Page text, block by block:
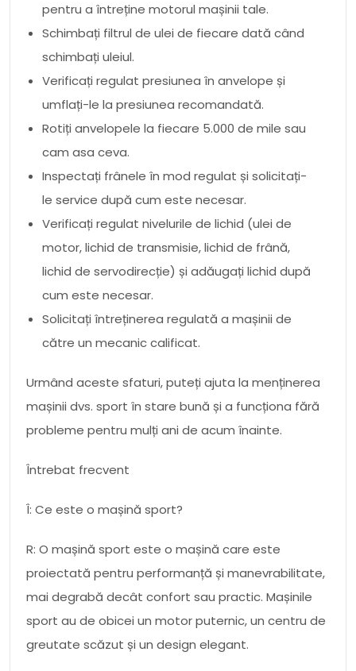
pentru a întreține motorul mașinii tale.
Schimbați filtrul de ulei de fiecare dată când
schimbați uleiul.
Verificați regulat presiunea în anvelope și
umflați-le la presiunea recomandată.
Rotiți anvelopele la fiecare 5.000 de mile sau
cam asa ceva.
Inspectați frânele în mod regulat și solicitați-
le service după cum este necesar.
Verificați regulat nivelurile de lichid (ulei de
motor, lichid de transmisie, lichid de frână,
lichid de servodirecție) și adăugați lichid după
cum este necesar.
Solicitați întreținerea regulată a mașinii de
către un mecanic calificat.
Urmând aceste sfaturi, puteți ajuta la menținerea
mașinii dvs. sport în stare bună și a funcționa fără
probleme pentru mulți ani de acum înainte.
Întrebat frecvent
Î: Ce este o mașină sport?
R: O mașină sport este o mașină care este
proiectată pentru performanță și manevrabilitate,
mai degrabă decât confort sau practic. Mașinile
sport au de obicei un motor puternic, un centru de
greutate scăzut și un design elegant.